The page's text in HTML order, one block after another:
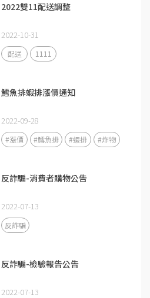
2022雙11配送調整
2022-10-31
配送 1111
鱈魚排蝦排漲價通知
2022-09-28
#漲價 #鱈魚排 #蝦排 #炸物
反詐騙-消費者購物公告
2022-07-13
反詐騙
反詐騙-檢驗報告公告
2022-07-13